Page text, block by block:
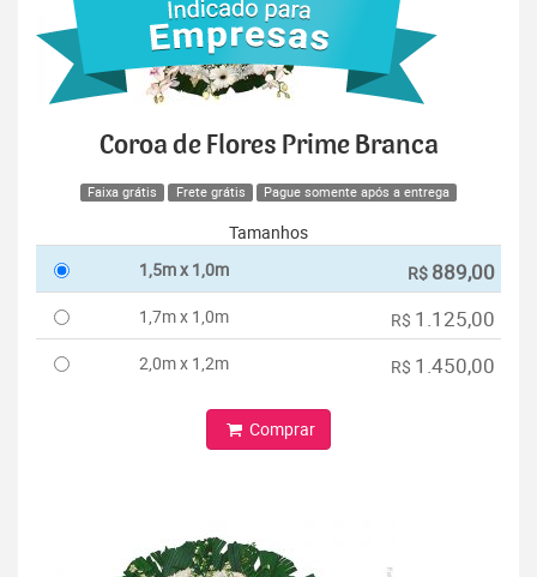
Coroa de Flores Prime Branca
Faixa grátis Frete grátis Pague somente após a entrega
Tamanhos
1,5m x 1,0m
R$ 889,00
1,7m x 1,0m R$ 1.125,00
2,0m x 1,2m R$ 1.450,00
Comprar